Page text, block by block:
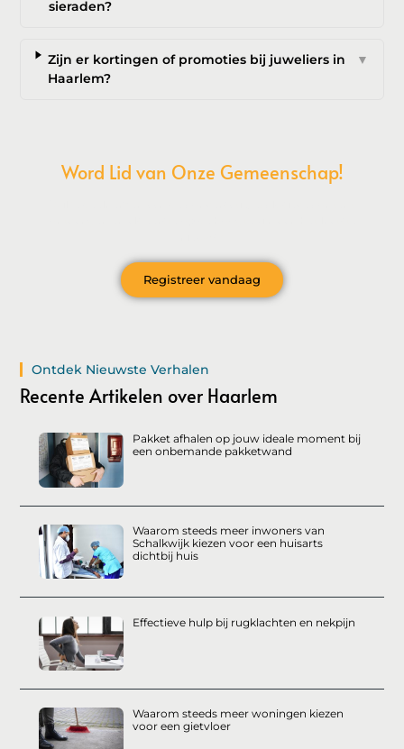
sieraden?
Zijn er kortingen of promoties bij juweliers in
Haarlem?
▼
Word Lid van Onze Gemeenschap!
Registreer vandaag
Ontdek Nieuwste Verhalen
Recente Artikelen over Haarlem
Pakket afhalen op jouw ideale moment bij
een onbemande pakketwand
Waarom steeds meer inwoners van
Schalkwijk kiezen voor een huisarts
dichtbij huis
Effectieve hulp bij rugklachten en nekpijn
Waarom steeds meer woningen kiezen
voor een gietvloer